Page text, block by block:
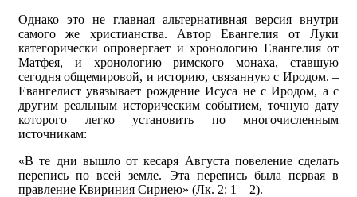
Однако это не главная альтернативная версия внутри
самого же христианства. Автор Евангелия от Луки
категорически опровергает и хронологию Евангелия от
Матфея, и хронологию римского монаха, ставшую
сегодня общемировой, и историю, связанную с Иродом. –
Евангелист увязывает рождение Исуса не с Иродом, а с
другим реальным историческим событием, точную дату
которого легко установить по многочисленным
источникам:
«В те дни вышло от кесаря Августа повеление сделать
перепись по всей земле. Эта перепись была первая в
правление Квириния Сириею» (Лк. 2: 1 – 2).